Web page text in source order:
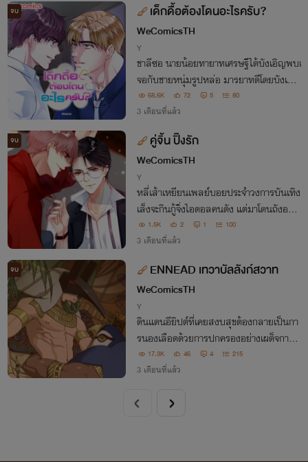
จบ เด็กดื้อต้องโดนอะไรครับ?
WeComicsTH
Y
ชาลีซอ นายน้อยทายาทเศรษฐีได้บังเอิญพบเ
จอกับชายหนุ่มรูปหล่อ มารยาทดีโดยบังเอิญ
ในเยอรมัน หลังจากที่ได้ ONS กับชายหนุ่ม
ลึกลับ โชคชะตากลับเล่นตลก เพราะนายน้อ
ยชาลีซอถูกลากตัวกลับประเทศ
68.6K 72 5 80
3 เดือนที่แล้ว
จบ คู่จิ้น ปิ๊งรัก
WeComicsTH
Y
หลี่เส้าเหยียนเพลย์บอยประจำวงการบันเทิง
เล็งจะกินกู้จิ่งไอดอลคนดัง แต่มาโดนถังอวี้เข้
ามาขัดแผน ทั้งคู่เลยจับพลัดจับผลูมาลงเอย
กันเสียเอง แต่เรื่องไม่คาดคิดไม่ได้มีเพียงเท่า
1.5K 2 1 100
3 เดือนที่แล้ว
จบ ENNEAD เทวาบัลลังก์สวาท
WeComicsTH
Y
ดินแดนอียิปต์ที่เคยสงบสุขต้องกลายเป็นกา
รนองเลือดด้วยการปกครองอย่างเผด็จการข
องเซธ ราชาแห่งทรายและสงคราม ฮอรัส บุ
ตรแห่งเทพไอซิสได้ลุกขึ้นมาท้าทายในการชิ
17.3K 46 4 215
3 เดือนที่แล้ว